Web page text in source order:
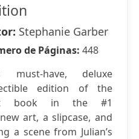
Stephanie Garber
de Páginas: 448
must-have, deluxe
edition of the
book in the #1
art, a slipcase, and
a scene from Julian’s